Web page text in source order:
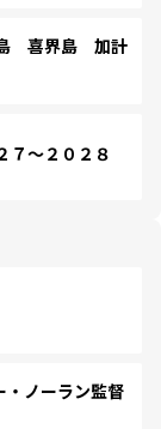
喜界島 加計
～２０２８
ノーラン監督